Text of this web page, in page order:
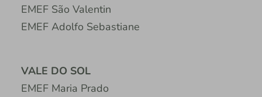
EMEF São Valentin
EMEF Adolfo Sebastiane
VALE DO SOL
EMEF Maria Prado